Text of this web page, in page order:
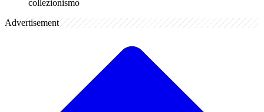
collezionismo
Advertisement